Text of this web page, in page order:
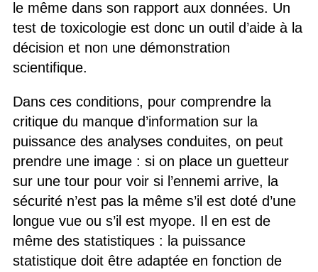
le même dans son rapport aux données. Un
test de toxicologie est donc un outil d’aide à la
décision et non une démonstration
scientifique.
Dans ces conditions, pour comprendre la
critique du manque d’information sur la
puissance des analyses conduites, on peut
prendre une image : si on place un guetteur
sur une tour pour voir si l’ennemi arrive, la
sécurité n’est pas la même s’il est doté d’une
longue vue ou s’il est myope. Il en est de
même des statistiques : la puissance
statistique doit être adaptée en fonction de